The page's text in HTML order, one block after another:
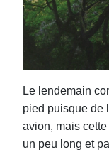
Le lendemain
pied puisque de
avion, mais
un peu long et